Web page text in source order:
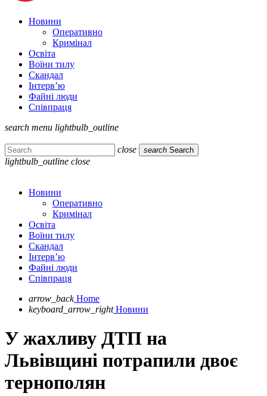
Новини
Оперативно
Кримінал
Освіта
Воїни тилу
Скандал
Інтерв’ю
Файні люди
Співпраця
search menu lightbulb_outline
close search Search
lightbulb_outline close
Новини
Оперативно
Кримінал
Освіта
Воїни тилу
Скандал
Інтерв’ю
Файні люди
Співпраця
arrow_back Home
keyboard_arrow_right Новини
У жахливу ДТП на
Львівщині потрапили двоє
тернополян